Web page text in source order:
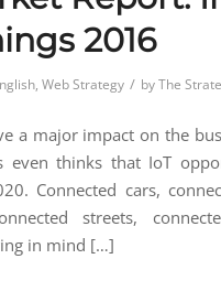
2016
, Web Strategy / byThe
a major impact on the
even thinks that IoT
Connected cars,
streets,
in mind […]